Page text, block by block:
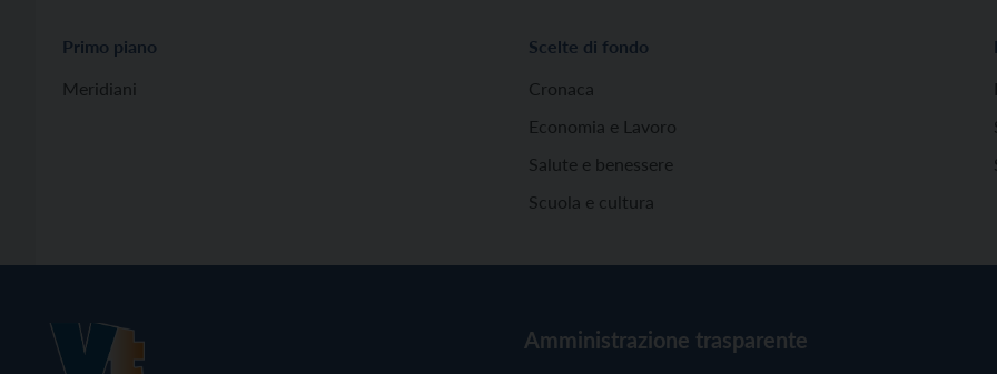
Primo piano
Meridiani
Scelte di fondo
Cronaca
Economia e Lavoro
Salute e benessere
Scuola e cultura
Amministrazione trasparente